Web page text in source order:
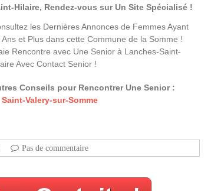
Hilaire, Rendez-vous sur Un Site Spécialisé !
les Dernières Annonces de Femmes Ayant
Ans et Plus dans cette Commune de la Somme !
Rencontre avec Une Senior à Lanches-Saint-
Avec Contact Senior !
Conseils pour Rencontrer Une Senior :
Saint-Valery-sur-Somme
Pas de commentaire